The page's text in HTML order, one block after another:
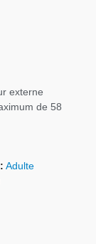
externe
de 58
Adulte